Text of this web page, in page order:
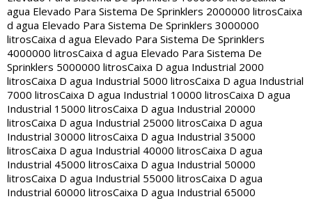
agua Elevado Para Sistema De Sprinklers 2000000 litrosCaixa
d agua Elevado Para Sistema De Sprinklers 3000000
litrosCaixa d agua Elevado Para Sistema De Sprinklers
4000000 litrosCaixa d agua Elevado Para Sistema De
Sprinklers 5000000 litrosCaixa D agua Industrial 2000
litrosCaixa D agua Industrial 5000 litrosCaixa D agua Industrial
7000 litrosCaixa D agua Industrial 10000 litrosCaixa D agua
Industrial 15000 litrosCaixa D agua Industrial 20000
litrosCaixa D agua Industrial 25000 litrosCaixa D agua
Industrial 30000 litrosCaixa D agua Industrial 35000
litrosCaixa D agua Industrial 40000 litrosCaixa D agua
Industrial 45000 litrosCaixa D agua Industrial 50000
litrosCaixa D agua Industrial 55000 litrosCaixa D agua
Industrial 60000 litrosCaixa D agua Industrial 65000